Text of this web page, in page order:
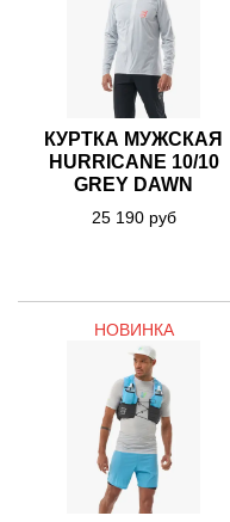
КУРТКА МУЖСКАЯ
HURRICANE 10/10
GREY DAWN
25 190 руб
НОВИНКА